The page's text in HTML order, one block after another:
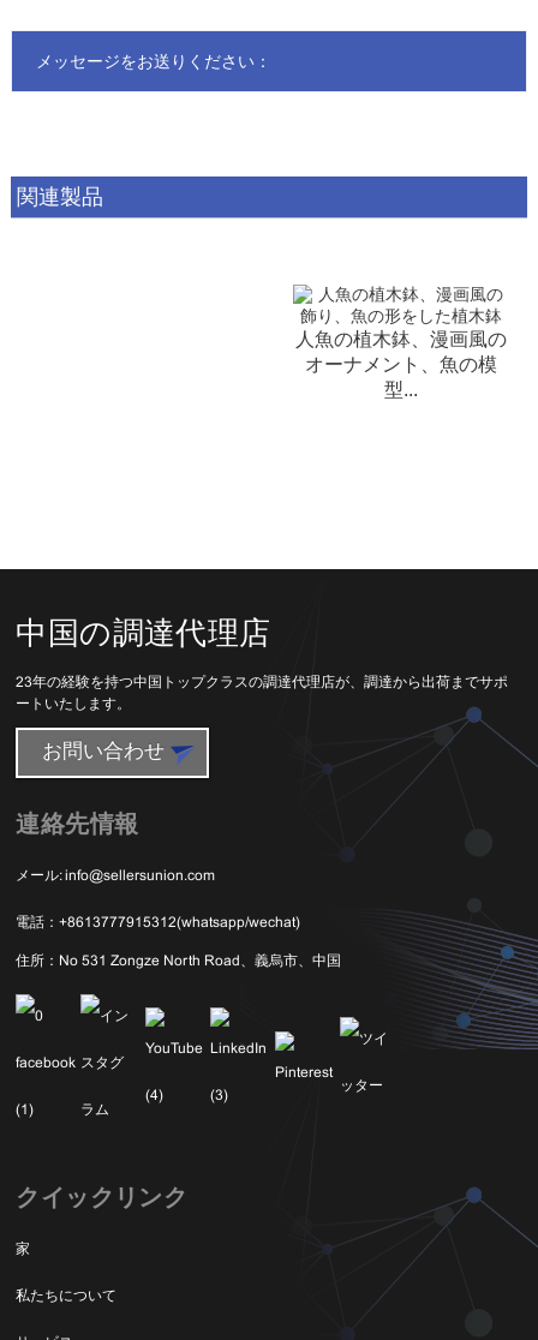
メッセージをお送りください：
関連製品
人魚の植木鉢、漫画風の
オーナメント、魚の模
型...
中国の調達代理店
23年の経験を持つ中国トップクラスの調達代理店が、調達から出荷までサポ
ートいたします。
お問い合わせ
連絡先情報
メール: info@sellersunion.com
電話：+8613777915312(whatsapp/wechat)
住所： No 531 Zongze North Road、義烏市、中国
クイックリンク
家
私たちについて